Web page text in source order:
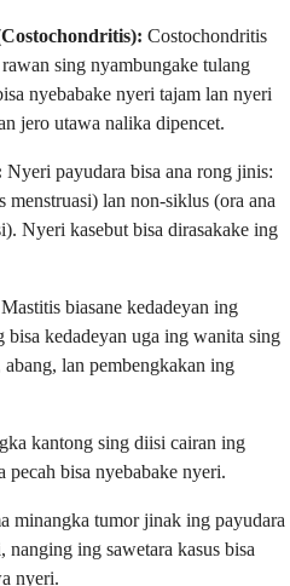
Costochondritis
sing nyambungake tulang
nyebabake nyeri tajam lan nyeri
jero utawa nalika dipencet.
Nyeri payudara bisa ana rong jinis:
lan non-siklus (ora ana
Nyeri kasebut bisa dirasakake ing
Mastitis biasane kedadeyan ing
kedadeyan uga ing wanita sing
lan pembengkakan ing
kantong sing diisi cairan ing
pecah bisa nyebabake nyeri.
minangka tumor jinak ing payudara
nanging ing sawetara kasus bisa
nyeri.